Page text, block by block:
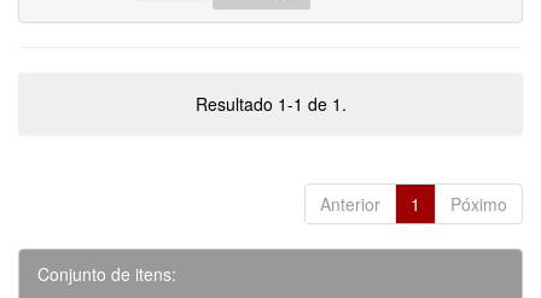
Resultado 1-1 de 1.
Anterior 1 Póximo
Conjunto de itens: